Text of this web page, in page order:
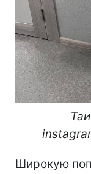
Широкую